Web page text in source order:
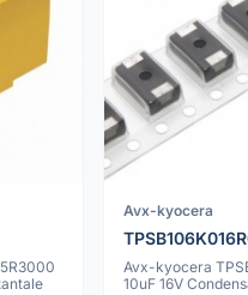
Avx-kyocera
Avx-kyocera
10uF 16V